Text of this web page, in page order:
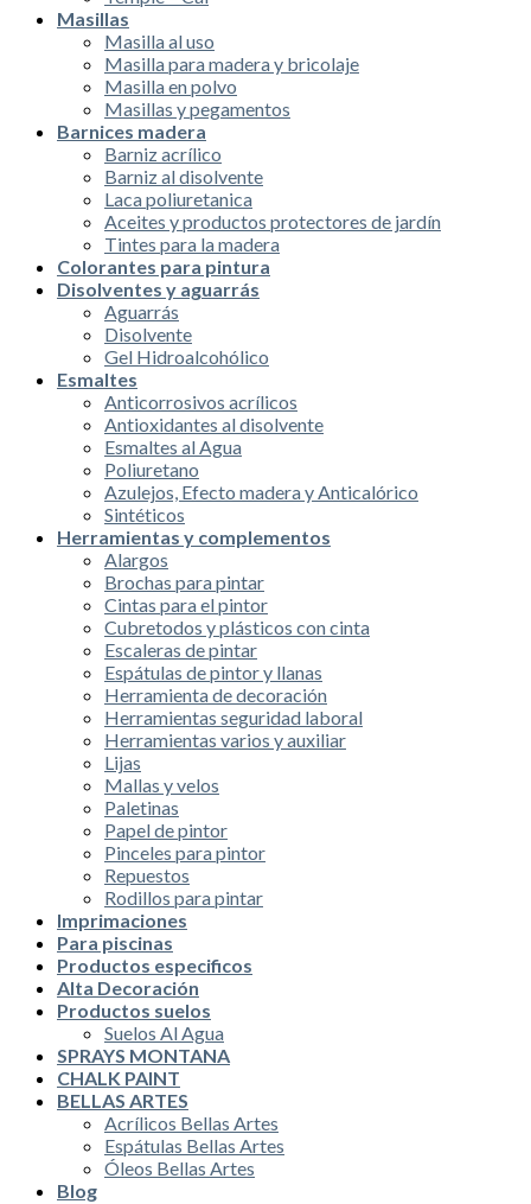
Masillas
Masilla al uso
Masilla para madera y bricolaje
Masilla en polvo
Masillas y pegamentos
Barnices madera
Barniz acrílico
Barniz al disolvente
Laca poliuretanica
Aceites y productos protectores de jardín
Tintes para la madera
Colorantes para pintura
Disolventes y aguarrás
Aguarrás
Disolvente
Gel Hidroalcohólico
Esmaltes
Anticorrosivos acrílicos
Antioxidantes al disolvente
Esmaltes al Agua
Poliuretano
Azulejos, Efecto madera y Anticalórico
Sintéticos
Herramientas y complementos
Alargos
Brochas para pintar
Cintas para el pintor
Cubretodos y plásticos con cinta
Escaleras de pintar
Espátulas de pintor y llanas
Herramienta de decoración
Herramientas seguridad laboral
Herramientas varios y auxiliar
Lijas
Mallas y velos
Paletinas
Papel de pintor
Pinceles para pintor
Repuestos
Rodillos para pintar
Imprimaciones
Para piscinas
Productos especificos
Alta Decoración
Productos suelos
Suelos Al Agua
SPRAYS MONTANA
CHALK PAINT
BELLAS ARTES
Acrílicos Bellas Artes
Espátulas Bellas Artes
Óleos Bellas Artes
Blog